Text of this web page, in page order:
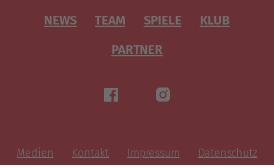
NEWS TEAM SPIELE
KLUB
PARTNER
Medien Kontakt Impressum Datenschutz